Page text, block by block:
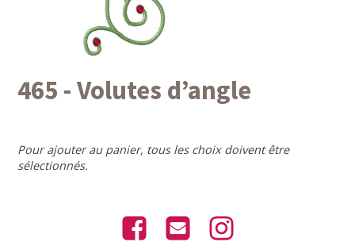
465 - Volutes d’angle
Pour ajouter au panier, tous les choix doivent être
sélectionnés.